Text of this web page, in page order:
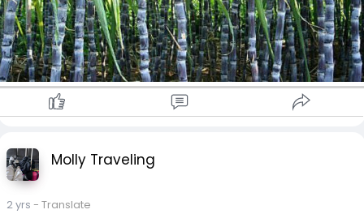
၁၅၀၀၀၀) ကျပ်အထိဈေး အမြင့်ဆုံးရခဲ့ကြောင်း ကြံကို တစ်နှစ်
ျှင် တစ်သီးစားသာ စိုက်ပျိုးရခြင်းဖြစ်ကာ မြန်မာနိုင်ငံတွင် ကြံစိုက်
ောင်သူပေါင်း (၃) သိန်းကျော်အထက်ရှိကြောင်း သိရသည်။
ြည်တွင်း၌ ကြံစိုက်ဧကပေါင်း ၄ ဒသမ ၅ သိန်းကျော်ဝန်း ကျင်ရှိပြီး
င်းစိုက်ပျိုးမှုမှ သကြားထုတ်လုပ်မှုသည်လည်း နှစ်စဉ်ပျမ်းမျှ တန်
ျိန်ပေါင်း (၄) သိန်းခွဲမှ (၅)သိန်းကြား ရှိကြောင်း ၊ ကြံကို
င်းတို့တွင် အများဆုံး စိုက်ပျိုးကြပြီး ပဲခူးတိုင်း (အရှေ့ပိုင်းနှင့်
နောက်ပိုင်း) တို့တွင်လည်း စိုက်ပျိုးကြောင်း သိရသည်။
Molly Traveling
2 yrs - Translate